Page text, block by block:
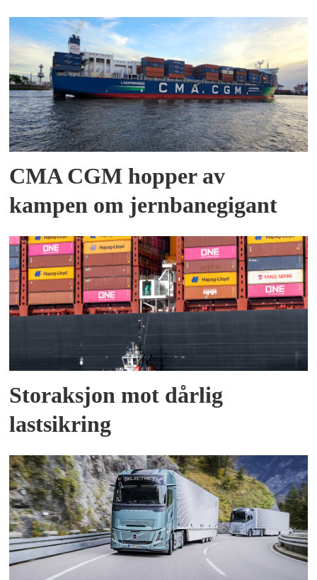
CMA CGM hopper av
kampen om jernbanegigant
Storaksjon mot dårlig
lastsikring